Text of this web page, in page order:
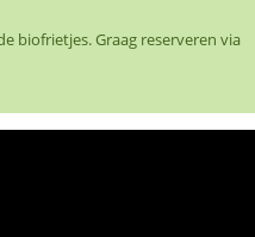
biofrietjes. Graag reserveren via